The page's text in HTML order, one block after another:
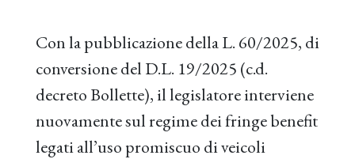
Con la pubblicazione della L. 60/2025, di
conversione del D.L. 19/2025 (c.d.
decreto Bollette), il legislatore interviene
nuovamente sul regime dei fringe benefit
legati all’uso promiscuo di veicoli